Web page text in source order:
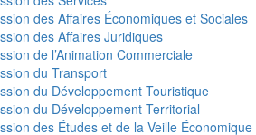
des Affaires Économiques et Sociales
des Affaires Juridiques
de l’Animation Commerciale
du Transport
du Développement Touristique
du Développement Territorial
des Études et de la Veille Économique